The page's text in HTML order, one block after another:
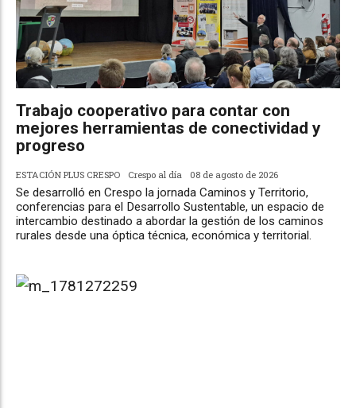
Trabajo cooperativo para contar con
mejores herramientas de conectividad y
progreso
ESTACIÓN PLUS CRESPO Crespo al día 08 de agosto de 2026
Se desarrolló en Crespo la jornada Caminos y Territorio,
conferencias para el Desarrollo Sustentable, un espacio de
intercambio destinado a abordar la gestión de los caminos
rurales desde una óptica técnica, económica y territorial.